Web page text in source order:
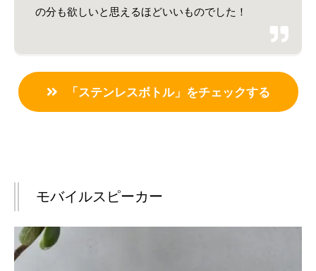
の分も欲しいと思えるほどいいものでした！
「ステンレスボトル」をチェックする
モバイルスピーカー